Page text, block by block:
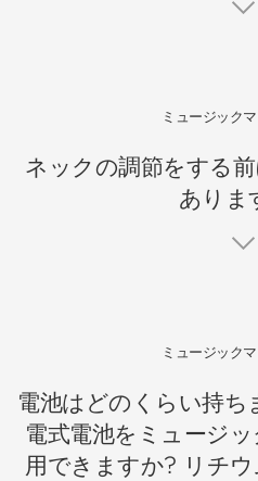
ミュージック
ネックの調節をする
ありま
ミュージック
電池はどのくらい持
電式電池をミュージ
用できますか? リチ